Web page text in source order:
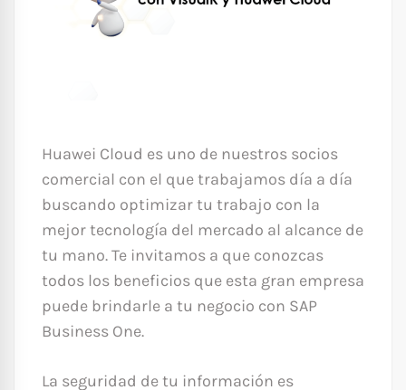
Huawei Cloud es uno de nuestros socios
comercial con el que trabajamos día a día
buscando optimizar tu trabajo con la
mejor tecnología del mercado al alcance de
tu mano. Te invitamos a que conozcas
todos los beneficios que esta gran empresa
puede brindarle a tu negocio con SAP
Business One.
La seguridad de tu información es